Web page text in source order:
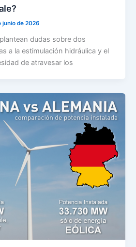
junio de 2026
dudas sobre dos
a la estimulación hidráulica y el
de atravesar los